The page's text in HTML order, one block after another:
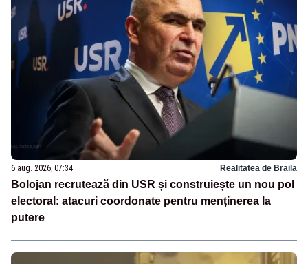
6 aug. 2026, 07:34 Realitatea de Braila
Bolojan recrutează din USR și construiește un nou pol
electoral: atacuri coordonate pentru menținerea la
putere